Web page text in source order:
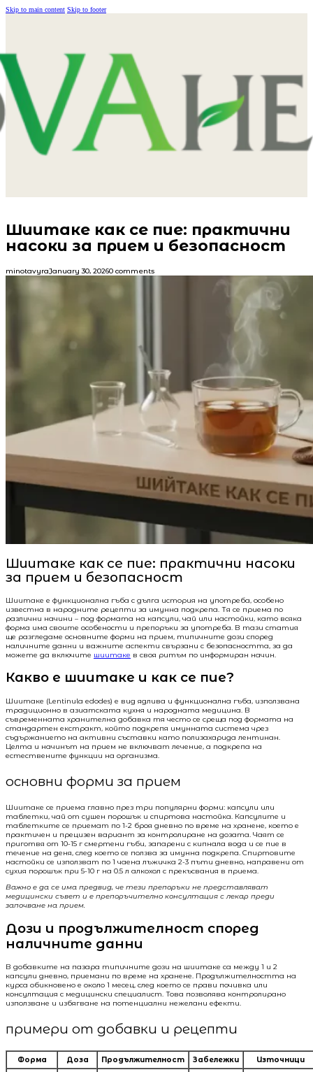
Skip to main content Skip to footer
Шиитаке как се пие: практични
насоки за прием и безопасност
minotavyraJanuary 30, 20260 comments
Шиитаке как се пие: практични насоки
за прием и безопасност
Шиитаке е функционална гъба с дълга история на употреба, особено
известна в народните рецепти за имунна подкрепа. Тя се приема по
различни начини – под формата на капсули, чай или настойки, като всяка
форма има своите особености и препоръки за употреба. В тази статия
ще разгледаме основните форми на прием, типичните дози според
наличните данни и важните аспекти свързани с безопасността, за да
можете да включите шиитаке в своя ритъм по информиран начин.
Какво е шиитаке и как се пие?
Шиитаке (Lentinula edodes) е вид ядлива и функционална гъба, използвана
традиционно в азиатската кухня и народната медицина. В
съвременната хранителна добавка тя често се среща под формата на
стандартен екстракт, който подкрепя имунната система чрез
съдържанието на активни съставки като полизахарида лентинан.
Целта и начинът на прием не включват лечение, а подкрепа на
естествените функции на организма.
основни форми за прием
Шиитаке се приема главно през три популярни форми: капсули или
таблетки, чай от сушен порошък и спиртова настойка. Капсулите и
таблетките се приемат по 1-2 броя дневно по време на хранене, което е
практичен и прецизен вариант за контролиране на дозата. Чаят се
приготвя от 10-15 г смертени гъби, запарени с кипнала вода и се пие в
течение на деня, след което се ползва за имунна подкрепа. Спиртовите
настойки се използват по 1 чаена лъжичка 2-3 пъти дневно, направени от
сухия порошък при 5-10 г на 0.5 л алкохол с прекъсвания в приема.
Важно е да се има предвид, че тези препоръки не представляват
медицински съвет и е препоръчително консултация с лекар преди
започване на прием.
Дози и продължителност според
наличните данни
В добавките на пазара типичните дози на шиитаке са между 1 и 2
капсули дневно, приемани по време на хранене. Продължителността на
курса обикновено е около 1 месец, след което се прави почивка или
консултация с медицински специалист. Това позволява контролирано
използване и избягване на потенциални нежелани ефекти.
примери от добавки и рецепти
Форма Доза Продължителност Забележки Източници